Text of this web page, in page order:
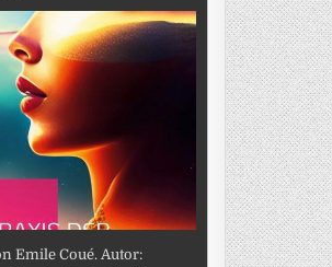
Emile Coué. Autor: